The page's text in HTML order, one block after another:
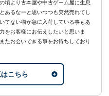
頃より古本屋や中古ゲーム屋に生息
あるなーと思いつつも突然売れてし
てない物が急に入荷している事もあ
をお客様にお伝えしたいと思いま
たお会いできる事をお待ちしており
こちら